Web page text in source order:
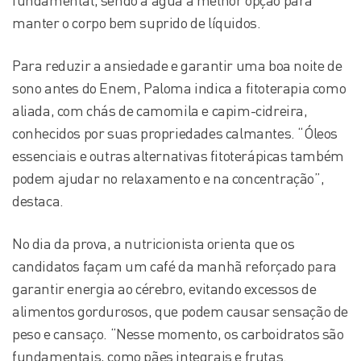
manter o corpo bem suprido de líquidos.
Para reduzir a ansiedade e garantir uma boa noite de
sono antes do Enem, Paloma indica a fitoterapia como
aliada, com chás de camomila e capim-cidreira,
conhecidos por suas propriedades calmantes. “Óleos
essenciais e outras alternativas fitoterápicas também
podem ajudar no relaxamento e na concentração”,
destaca.
No dia da prova, a nutricionista orienta que os
candidatos façam um café da manhã reforçado para
garantir energia ao cérebro, evitando excessos de
alimentos gordurosos, que podem causar sensação de
peso e cansaço. “Nesse momento, os carboidratos são
fundamentais, como pães integrais e frutas.